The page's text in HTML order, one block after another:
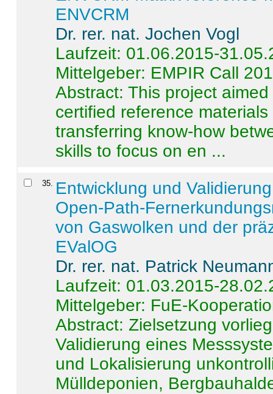
ENVCRM
Dr. rer. nat. Jochen Vogl
Laufzeit: 01.06.2015-
Mittelgeber: EMPIR Call
Abstract:This project
certified reference
transferring know-how
skills to focus on en ...
35. Entwicklung und
Open-Path-
von Gaswolken und der
EValOG
Dr. rer. nat. Patrick
Laufzeit: 01.03.2015-
Mittelgeber: FuE-
Abstract:Zielsetzung
Validierung eines
und Lokalisierung
Mülldeponien,